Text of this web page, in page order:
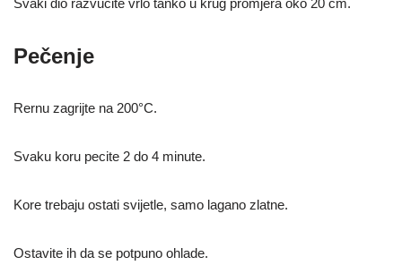
Pečenje
Rernu zagrijte na 200°C.
Svaku koru pecite 2 do 4 minute.
Kore trebaju ostati svijetle, samo lagano zlatne.
Ostavite ih da se potpuno ohlade.